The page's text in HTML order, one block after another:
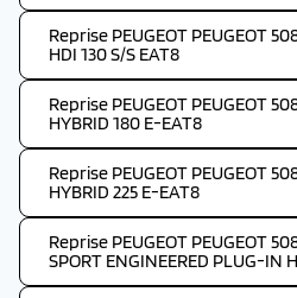
Reprise PEUGEOT PEUGEOT
HDI 130 S/S EAT8
Reprise PEUGEOT PEUGEOT
HYBRID 180 E-EAT8
Reprise PEUGEOT PEUGEOT
HYBRID 225 E-EAT8
Reprise PEUGEOT PEUGEOT
SPORT ENGINEERED PLUG-IN